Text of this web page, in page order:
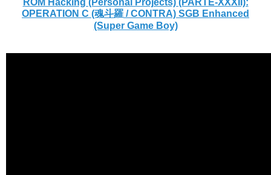
ROM Hacking (Personal Projects) (PARTE-XXXII):
OPERATION C (魂斗羅 / CONTRA) SGB Enhanced
(Super Game Boy)